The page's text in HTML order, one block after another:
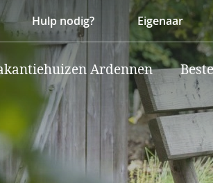
Hulp nodig? Eigenaar
Ardennen